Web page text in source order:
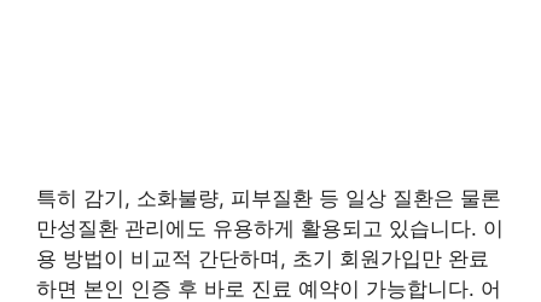
특히 감기, 소화불량, 피부질환 등 일상 질환은 물론
만성질환 관리에도 유용하게 활용되고 있습니다. 이
용 방법이 비교적 간단하며, 초기 회원가입만 완료
하면 본인 인증 후 바로 진료 예약이 가능합니다. 어